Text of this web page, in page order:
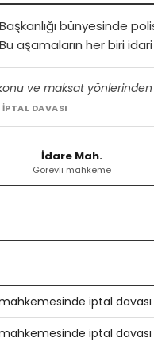
bünyesinde
her biri idari
ve maksat
DAVASI
İdare Mah.
Görevli mahkeme
iptal davası
iptal davası